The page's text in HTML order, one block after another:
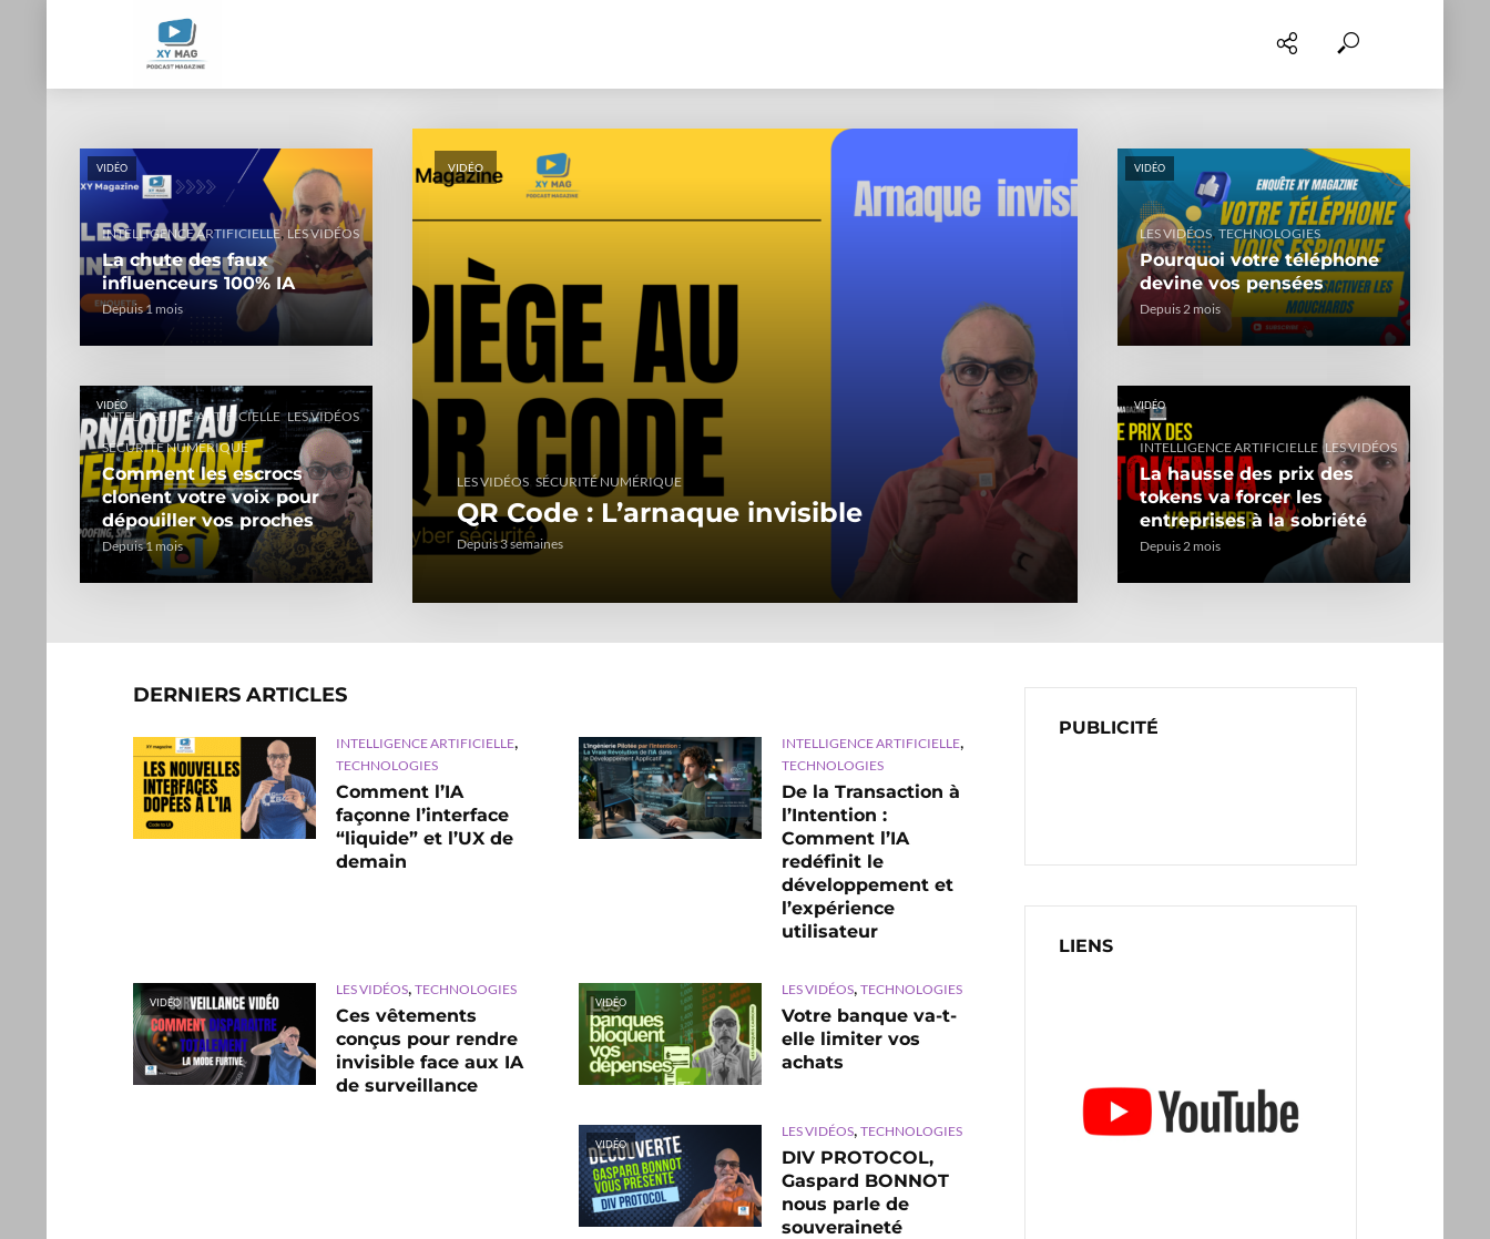
VIDÉO
LES VIDÉOS SÉCURITÉ NUMÉRIQUE
QR Code : L’arnaque invisible
Depuis 3 semaines
VIDÉO
INTELLIGENCE ARTIFICIELLE,LES VIDÉOS
La chute des faux
influenceurs 100% IA
Depuis 1 mois
VIDÉO
INTELLIGENCE ARTIFICIELLE,LES VIDÉOS,
SÉCURITÉ NUMÉRIQUE
Comment les escrocs
clonent votre voix pour
dépouiller vos proches
Depuis 1 mois
VIDÉO
LES VIDÉOS, TECHNOLOGIES
Pourquoi votre téléphone
devine vos pensées
Depuis 2 mois
VIDÉO
INTELLIGENCE ARTIFICIELLE ,LES VIDÉOS
La hausse des prix des
tokens va forcer les
entreprises à la sobriété
Depuis 2 mois
DERNIERS ARTICLES
INTELLIGENCE ARTIFICIELLE,
TECHNOLOGIES
Comment l’IA
façonne l’interface
“liquide” et l’UX de
demain
INTELLIGENCE ARTIFICIELLE,
TECHNOLOGIES
De la Transaction à
l’Intention :
Comment l’IA
redéfinit le
développement et
l’expérience
utilisateur
VIDÉO
LES VIDÉOS, TECHNOLOGIES
Ces vêtements
conçus pour rendre
invisible face aux IA
de surveillance
VIDÉO
LES VIDÉOS, TECHNOLOGIES
Votre banque va-t-
elle limiter vos
achats
VIDÉO
LES VIDÉOS, TECHNOLOGIES
DIV PROTOCOL,
Gaspard BONNOT
nous parle de
souveraineté
PUBLICITÉ
LIENS